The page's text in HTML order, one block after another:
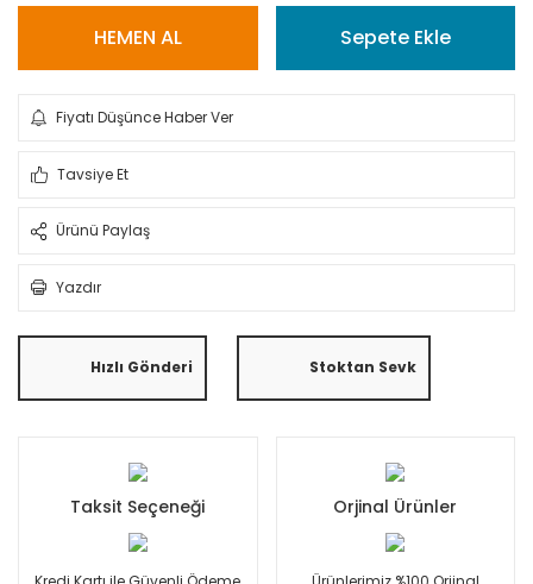
HEMEN AL Sepete Ekle
Fiyatı Düşünce Haber Ver
Tavsiye Et
Ürünü Paylaş
Yazdır
Hızlı Gönderi Stoktan Sevk
Taksit Seçeneği Orjinal Ürünler